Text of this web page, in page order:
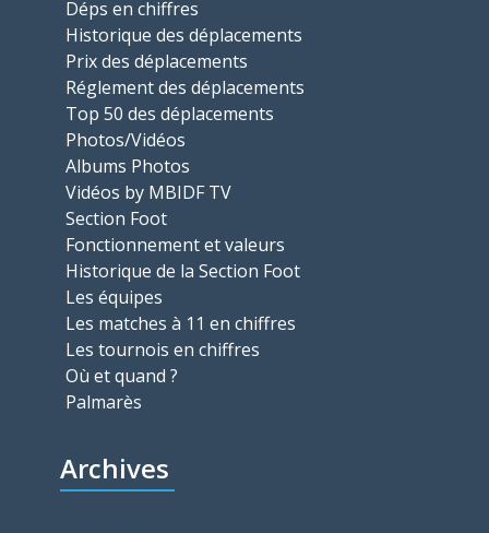
Déps en chiffres
Historique des déplacements
Prix des déplacements
Réglement des déplacements
Top 50 des déplacements
Photos/Vidéos
Albums Photos
Vidéos by MBIDF TV
Section Foot
Fonctionnement et valeurs
Historique de la Section Foot
Les équipes
Les matches à 11 en chiffres
Les tournois en chiffres
Où et quand ?
Palmarès
Archives